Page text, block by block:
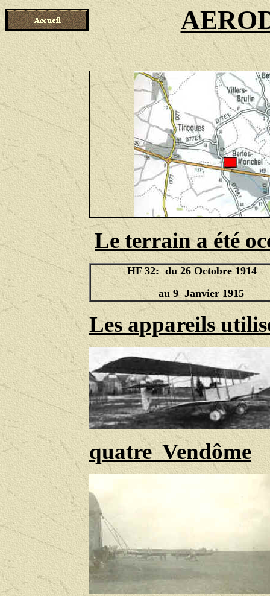
Le terrain a été
HF 32: du26 Octobre 1914
au 9Janvier 1915
Les appareils
quatre Vendôme